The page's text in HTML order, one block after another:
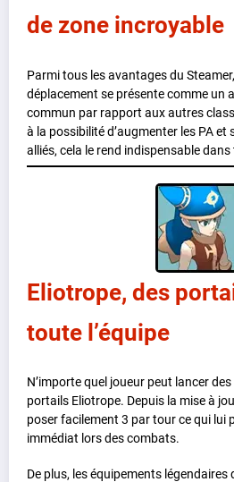
de zone incroyable
Parmi tous les avantages du
déplacement se présente comme un
commun par rapport aux autres
à la possibilité d’augmenter les PA
alliés, cela le rend indispensable
Eliotrope, des
toute l’équipe
N’importe quel joueur peut lancer
portails Eliotrope. Depuis la mise à
poser facilement 3 par tour ce qui lui
immédiat lors des combats.
De plus, les équipements légendaires